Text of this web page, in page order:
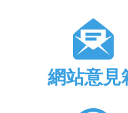
網站意見